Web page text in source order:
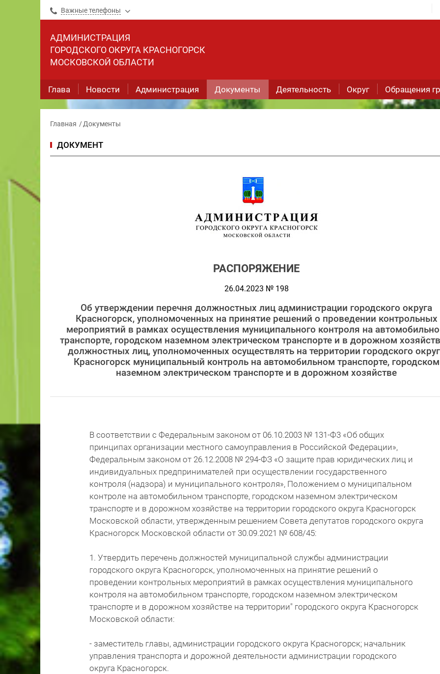
Важные телефоны
АДМИНИСТРАЦИЯ
ГОРОДСКОГО ОКРУГА КРАСНОГОРСК
МОСКОВСКОЙ ОБЛАСТИ
Глава Новости Администрация Документы Деятельность Округ Обращения
Главная Документы
ДОКУМЕНТ
РАСПОРЯЖЕНИЕ
26.04.2023 № 198
Об утверждении перечня должностных лиц администрации городского округа
Красногорск, уполномоченных на принятие решений о проведении контрольных
мероприятий в рамках осуществления муниципального контроля на
транспорте, городском наземном электрическом транспорте и в дорожном
должностных лиц, уполномоченных осуществлять на территории городского
Красногорск муниципальный контроль на автомобильном транспорте, городском
наземном электрическом транспорте и в дорожном хозяйстве
В соответствии с Федеральным законом от 06.10.2003 № 131-Ф3 «Об общих
принципах организации местного самоуправления в Российской Федерации»,
Федеральным законом от 26.12.2008 № 294-ФЗ «О защите прав юридических лиц и
индивидуальных предпринимателей при осуществлении государственного
контроля (надзора) и муниципального контроля», Положением о муниципальном
контроле на автомобильном транспорте, городском наземном электрическом
транспорте и в дорожном хозяйстве на территории городского округа Красногорск
Московской области, утвержденным решением Совета депутатов городского округа
Красногорск Московской области от 30.09.2021 № 608/45:
1. Утвердить перечень должностей муниципальной службы администрации
городского округа Красногорск, уполномоченных на принятие решений о
проведении контрольных мероприятий в рамках осуществления муниципального
контроля на автомобильном транспорте, городском наземном электрическом
транспорте и в дорожном хозяйстве на территории" городского округа Красногорск
Московской области:
- заместитель главы, администрации городского округа Красногорск; начальник
управления транспорта и дорожной деятельности администрации городского
округа Красногорск.